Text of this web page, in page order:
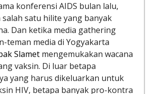
konferensi AIDS bulan lalu,
salah satu hilite yang banyak
Dan ketika media gathering
teman media di Yogyakarta
Slamet mengemukakan wacana
vaksin. Di luar betapa
yang harus dikeluarkan untuk
HIV, betapa banyak pro-kontra